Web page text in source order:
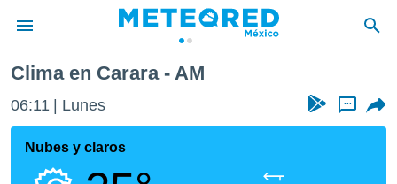
de
ha sido
Clima en Carara - AM
06:11 Lunes ...
Nubes y claros